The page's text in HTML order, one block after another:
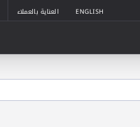
ENGLISH العناية بالعملاء